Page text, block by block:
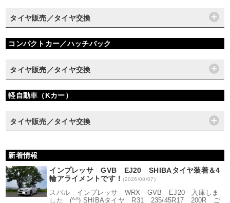
タイヤ販売／タイヤ交換
コンパクトカー／ハッチバック
タイヤ販売／タイヤ交換
軽自動車（Kカー）
タイヤ販売／タイヤ交換
新着情報
インプレッサ GVB EJ20 SHIBAタイヤ装着＆4
輪アライメントです！(2026/08/07)
スバル インプレッサ WRX GVB EJ20 入庫しま
した (^^) SHIBAタイヤ R31 235/45R17 200R ご